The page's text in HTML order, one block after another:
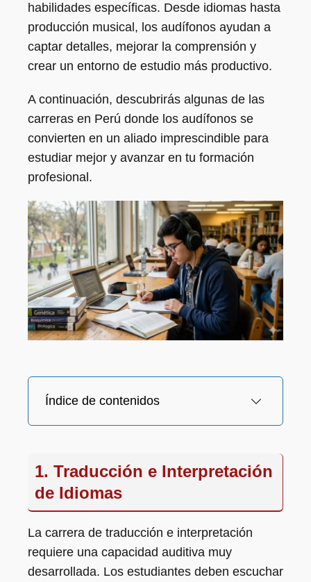
habilidades específicas. Desde idiomas hasta
producción musical, los audífonos ayudan a
captar detalles, mejorar la comprensión y
crear un entorno de estudio más productivo.
A continuación, descubrirás algunas de las
carreras en Perú donde los audífonos se
convierten en un aliado imprescindible para
estudiar mejor y avanzar en tu formación
profesional.
Índice de contenidos
1. Traducción e Interpretación
de Idiomas
La carrera de traducción e interpretación
requiere una capacidad auditiva muy
desarrollada. Los estudiantes deben escuchar